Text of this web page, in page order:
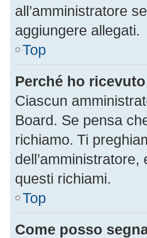
all’amministratore
aggiungere allegati.
Top
Perché ho
Ciascun
Board. Se pensa
richiamo. Ti
questi richiami.
Top
Come posso